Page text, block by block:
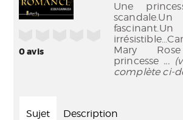
0avis
Une
Mary
princesse ...
complète ci-
Sujet Description